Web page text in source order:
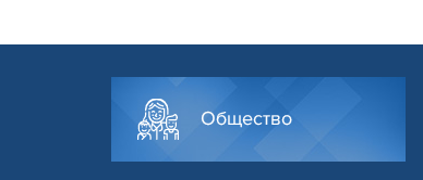
Общество